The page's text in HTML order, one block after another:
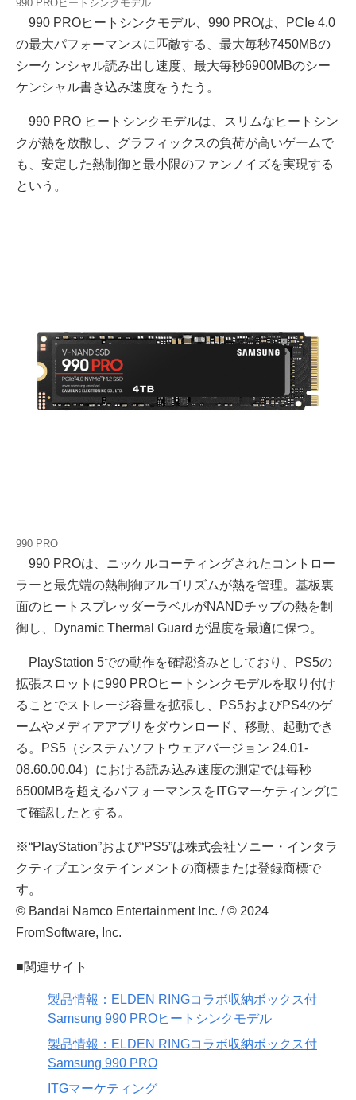
990 PROヒートシンクモデル
990 PROヒートシンクモデル、990 PROは、PCIe 4.0
の最大パフォーマンスに匹敵する、最大毎秒7450MBの
シーケンシャル読み出し速度、最大毎秒6900MBのシー
ケンシャル書き込み速度をうたう。
990 PRO ヒートシンクモデルは、スリムなヒートシン
クが熱を放散し、グラフィックスの負荷が高いゲームで
も、安定した熱制御と最小限のファンノイズを実現する
という。
990 PRO
990 PROは、ニッケルコーティングされたコントロー
ラーと最先端の熱制御アルゴリズムが熱を管理。基板裏
面のヒートスプレッダーラベルがNANDチップの熱を制
御し、Dynamic Thermal Guard が温度を最適に保つ。
PlayStation 5での動作を確認済みとしており、PS5の
拡張スロットに990 PROヒートシンクモデルを取り付け
ることでストレージ容量を拡張し、PS5およびPS4のゲ
ームやメディアアプリをダウンロード、移動、起動でき
る。PS5（システムソフトウェアバージョン 24.01-
08.60.00.04）における読み込み速度の測定では毎秒
6500MBを超えるパフォーマンスをITGマーケティングに
て確認したとする。
※“PlayStation”および“PS5”は株式会社ソニー・インタラ
クティブエンタテインメントの商標または登録商標で
す。
© Bandai Namco Entertainment Inc. / © 2024
FromSoftware, Inc.
■関連サイト
製品情報：ELDEN RINGコラボ収納ボックス付
Samsung 990 PROヒートシンクモデル
製品情報：ELDEN RINGコラボ収納ボックス付
Samsung 990 PRO
ITGマーケティング